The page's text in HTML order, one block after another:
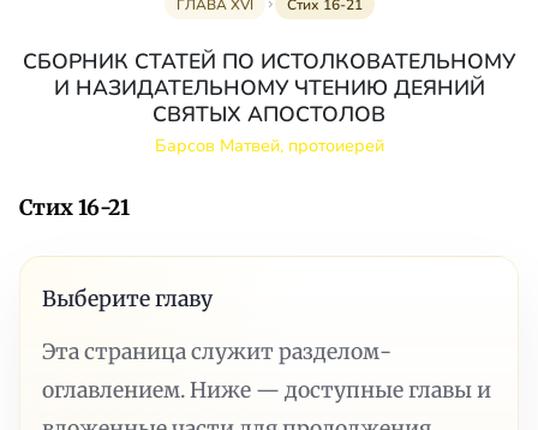
ГЛАВА XVI
Стих 16-21
СБОРНИК СТАТЕЙ ПО ИСТОЛКОВАТЕЛЬНОМУ
И НАЗИДАТЕЛЬНОМУ ЧТЕНИЮ ДЕЯНИЙ
СВЯТЫХ АПОСТОЛОВ
Барсов Матвей, протоиерей
Стих 16-21
Выберите главу
Эта страница служит разделом-
оглавлением. Ниже — доступные главы и